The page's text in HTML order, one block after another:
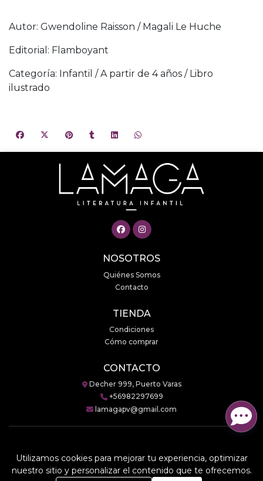
Autor: Gwendoline Raisson / Magali Le Huche
Editorial: Flamboyant
Categoría: Infantil / A partir de 4 años / Libro
ilustrado
NOSOTROS
Quiénes Somos
Contacto
TIENDA
Condiciones
Cómo comprar
CONTACTO
Decher 999, Puerto Varas
+56982297699
lamagapv@gmail.com
LaMaga © 2026
Creado porBsale
Utilizamos cookies para mejorar tu experiencia, optimizar
nuestro sitio y personalizar el contenido que te ofrecemos.